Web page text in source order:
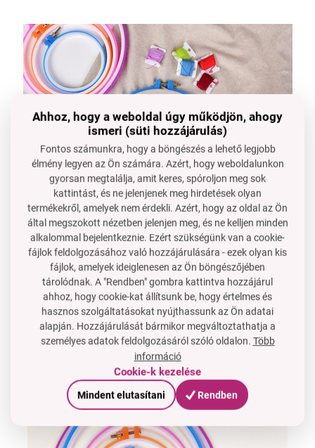
5 darab különböző méretű hímző keret
feszítés fém csavar segítségével
színkeverék = a színkombinációk változhatnak
Ahhoz, hogy a weboldal úgy működjön, ahogy
ismeri (süti hozzájárulás)
Fontos számunkra, hogy a böngészés a lehető legjobb
élmény legyen az Ön számára. Azért, hogy weboldalunkon
gyorsan megtalálja, amit keres, spóroljon meg sok
kattintást, és ne jelenjenek meg hirdetések olyan
termékekről, amelyek nem érdekli. Azért, hogy az oldal az Ön
által megszokott nézetben jelenjen meg, és ne kelljen minden
alkalommal bejelentkeznie. Ezért szükségünk van a cookie-
fájlok feldolgozásához való hozzájárulására - ezek olyan kis
fájlok, amelyek ideiglenesen az Ön böngészőjében
tárolódnak. A "Rendben" gombra kattintva hozzájárul
ahhoz, hogy cookie-kat állítsunk be, hogy értelmes és
hasznos szolgáltatásokat nyújthassunk az Ön adatai
alapján. Hozzájárulását bármikor megváltoztathatja a
személyes adatok feldolgozásáról szóló oldalon. Több
információ
Cookie-k kezelése
Mindent elutasítani Rendben